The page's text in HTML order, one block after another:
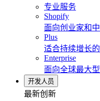
专业服务
Shopify
面向创业家和
Plus
适合持续增长
Enterprise
面向全球最大
开发人员
最新创新